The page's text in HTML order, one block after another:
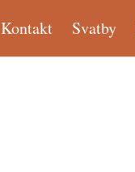
Kontakt Svatby